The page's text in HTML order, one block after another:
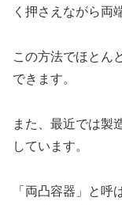
く押さえながら両
この方法でほとん
できます。
また、最近では製
しています。
「両凸容器」と呼